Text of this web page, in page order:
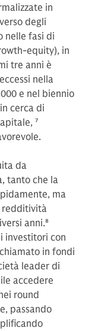
in
degli
nelle fasi di
equity), in
tre anni è
nella
e nel biennio
cerca di
7
da
tanto che la
ma
redditività
anni.8
investitori con
in fondi
leader di
accedere
round
passando